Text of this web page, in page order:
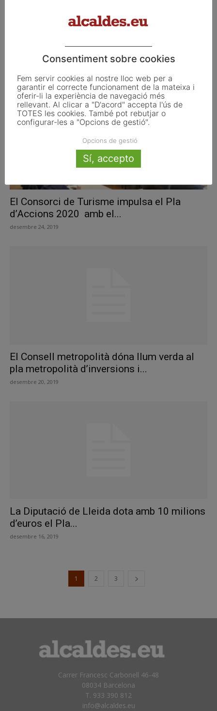
Granollers aprova per unanimitat un pla de
mesures socioeconòmiques amb 50...
El Consorci de Turisme impulsa el Pla
d’Accions 2020 amb el...
desembre 24, 2019
El Consell metropolità dóna llum verda al
pla metropolità d’inversions i...
desembre 20, 2019
La Diputació de Lleida dota amb 10 milions
d’euros el Pla...
desembre 16, 2019
1 2 3
Carrer Francesc Carbonell 46-48
08034 Barcelona
T. 933 390 812
info@alcaldes.eu
Consentiment sobre cookies
Fem servir cookies al nostre lloc web per a
garantir el correcte funcionament de la mateixa i
oferir-li la experiència de navegació més
rellevant. Al clicar a "D'acord" accepta l'ús de
TOTES les cookies. També pot rebutjar o
configurar-les a "Opcions de gestió".
Opcions de gestió
Sí, accepto